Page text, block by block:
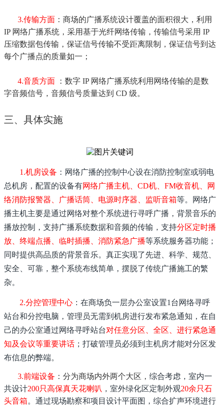
3.传输方面 ：商场的广播系统设计覆盖的面积很大，利用
IP 网络广播系统，采用基于光纤网络传输，传输信号采用 IP
压缩数据包传输，保证信号传输不受距离限制，保证信号到达
每个广播点的质量如一；
4.音质方面 ：数字 IP 网络广播系统利用网络传输的是数
字音频信号，音频信号质量达到 CD 级。
三、具体实施
1.机房设备 ：网络广播的控制中心设在消防控制室或弱电
总机房，配置的设备有网络广播主机、CD机、FM收音机、网
络消防报警器、广播话筒、电源时序器、监听音箱等。网络广
播主机主要是通过网络对整个系统进行寻呼广播，背景音乐的
播放控制，支持广播系统数据和音频的传输，支持分区定时播
放、终端点播、临时插播、消防紧急广播等系统服务器功能；
同时提供高品质的背景音乐。真正实现了先进、科学、规范、
安全、可靠，整个系统布线简单，摆脱了传统广播施工的繁
杂。
2.分控管理中心 ：在商场负一层办公室设置1台网络寻呼
站台和分控电脑，管理员无需到机房进行发布紧急通知，在自
己的办公室通过网络寻呼站台对任意分区、全区、进行紧急通
知及会议等重要讲话 ；打破管理员必须到主机房才能对分区发
布信息的弊端。
3.前端设备 ：分为商场内外两个大区， 综合考虑，室内一
共设计200只高保真天花喇叭 ，室外绿化区定制外观20余只石
头音箱。通过现场勘察和项目设计平面图，综合扩声环境进行